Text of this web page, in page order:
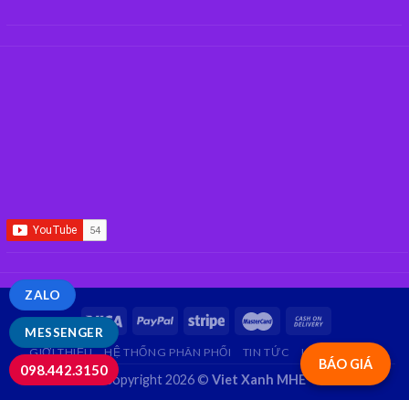
BÁO GIÁ
GIỚI THIỆU HỆ THỐNG PHÂN PHỐI TIN TỨC LIÊN HỆ
Copyright 2026 © Viet Xanh MHE
MESSENGER
ZALO
098.442.3150